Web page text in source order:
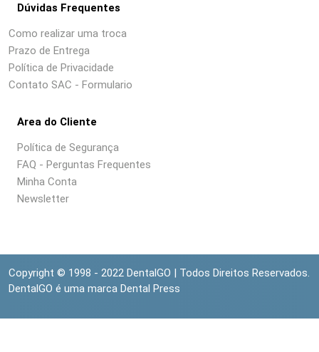
Dúvidas Frequentes
Como realizar uma troca
Prazo de Entrega
Política de Privacidade
Contato SAC - Formulario
Area do Cliente
Política de Segurança
FAQ - Perguntas Frequentes
Minha Conta
Newsletter
Copyright © 1998 - 2022 DentalGO | Todos Direitos Reservados.
DentalGO é uma marca Dental Press